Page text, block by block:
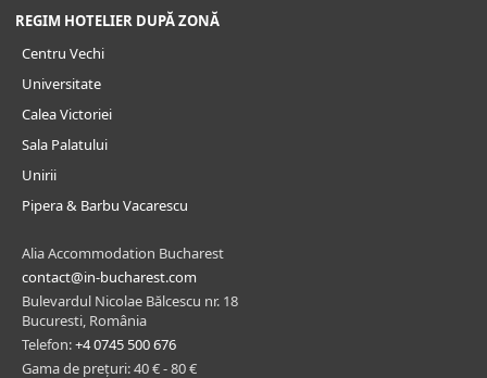
REGIM HOTELIER DUPĂ ZONĂ
Centru Vechi
Universitate
Calea Victoriei
Sala Palatului
Unirii
Pipera & Barbu Vacarescu
Alia Accommodation Bucharest
contact@in-bucharest.com
Bulevardul Nicolae Bălcescu nr. 18
Bucuresti, România
Telefon:+4 0745 500 676
Gama de prețuri: 40 € - 80 €